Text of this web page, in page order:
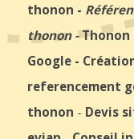
thonon -
thonon-Thonon
Google -
referencement
thonon - Devis